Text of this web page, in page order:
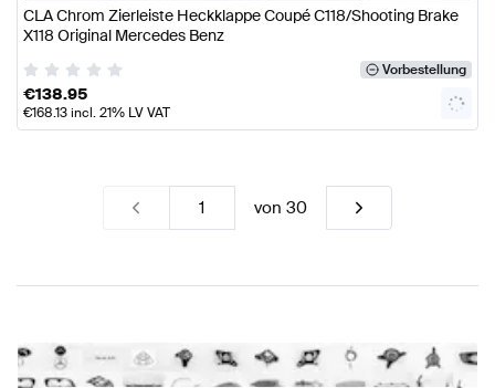
CLA Chrom Zierleiste Heckklappe Coupé C118/Shooting Brake
X118 Original Mercedes Benz
Vorbestellung
€138.95
€168.13incl. 21% LV VAT
von 30